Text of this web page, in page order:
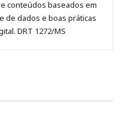
conteúdos baseados em
de dados e boas práticas
DRT 1272/MS